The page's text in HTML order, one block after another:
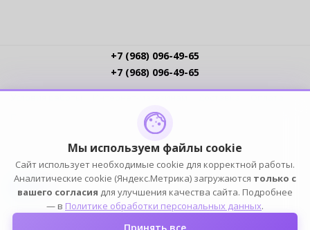
+7 (968) 096-49-65
+7 (968) 096-49-65
Политика обработки ПДн
Публичная оферта
ПОДПИСЫВАЙСЯ
Мы используем файлы cookie
Сайт использует необходимые cookie для корректной работы.
Аналитические cookie (Яндекс.Метрика) загружаются только с
вашего согласия для улучшения качества сайта. Подробнее
— в Политике обработки персональных данных.